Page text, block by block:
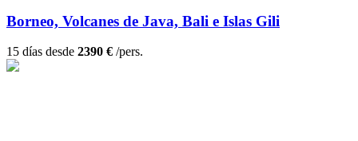
Borneo, Volcanes de Java, Bali e Islas Gili
15 días desde 2390 € /pers.